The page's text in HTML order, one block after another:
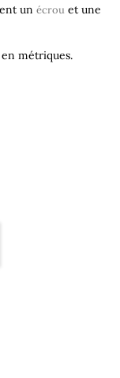
un écrou et une
métriques.